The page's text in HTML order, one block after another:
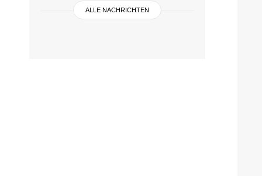
ALLE NACHRICHTEN